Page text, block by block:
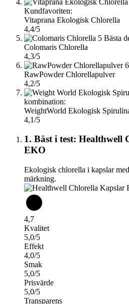
Kundfavoriten:
Vitaprana Ekologisk Chlorella
4,4/5
5 Bästa
Colomaris Chlorella
4,3/5
6
RawPowder Chlorellapulver
4,2/5
kombination:
WeightWorld Ekologisk
4,1/5
1. Bäst i test: Healthwell
EKO
Ekologisk chlorella i kapslar
märkning.
4,7
Kvalitet
5,0/5
Effekt
4,0/5
Smak
5,0/5
Prisvärde
5,0/5
Transparens